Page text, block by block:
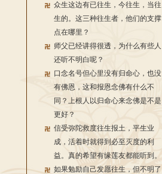
众生这边有已往生，今往生，当往
生的。这三种往生者，他们的支撑
点在哪里？
师父已经讲得很透，为什么有些人
还听不明白呢？
口念名号但心里没有归命心，也没
有佛恩，这和报恩念佛有什么不
同？上根人以归命心来念佛是不是
更好？
信受弥陀救度往生报土，平生业
成，活着时就得到必至灭度的利
益。真的希望有缘莲友都能听到。
如果勉励自己发愿往生，但不明了